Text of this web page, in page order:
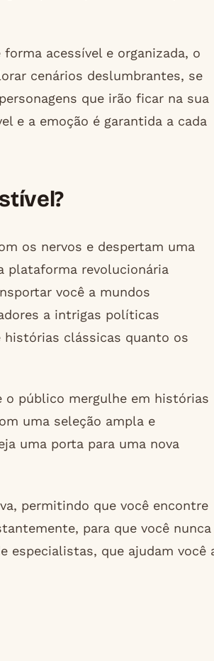
acessível e organizada, o
cenários deslumbrantes, se
que irão ficar na sua
e a emoção é garantida a cada
os nervos e despertam uma
plataforma revolucionária
você a mundos
a intrigas políticas
histórias clássicas quanto os
o público mergulhe em histórias
uma seleção ampla e
uma porta para uma nova
permitindo que você encontre
para que você nunca
especialistas, que ajudam você